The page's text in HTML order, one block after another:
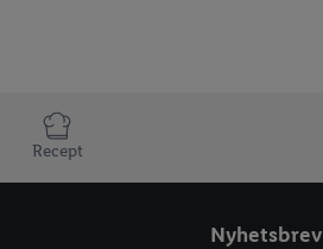
Recept
Nyhetsbrev